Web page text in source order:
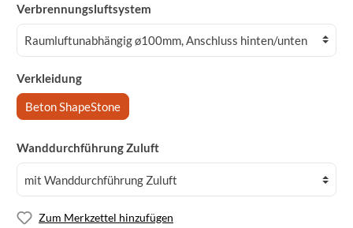
Verbrennungsluftsystem
Verkleidung
Beton ShapeStone
Wanddurchführung Zuluft
Zum Merkzettel hinzufügen